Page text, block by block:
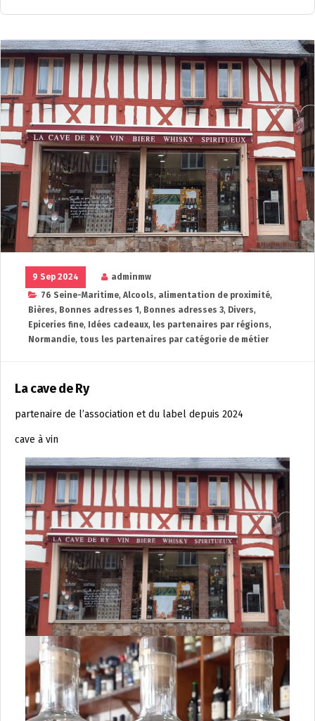
9 Sep 2024
adminmw
76 Seine-Maritime, Alcools, alimentation de proximité,
Bières, Bonnes adresses 1, Bonnes adresses 3, Divers,
Epiceries fine, Idées cadeaux, les partenaires par régions,
Normandie, tous les partenaires par catégorie de métier
La cave de Ry
partenaire de l’association et du label depuis 2024
cave à vin